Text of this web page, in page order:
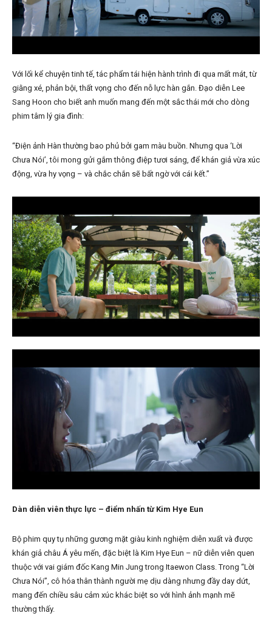
Với lối kể chuyện tinh tế, tác phẩm tái hiện hành trình đi qua mất mát, từ
giằng xé, phản bội, thất vọng cho đến nỗ lực hàn gắn. Đạo diễn Lee
Sang Hoon cho biết anh muốn mang đến một sắc thái mới cho dòng
phim tâm lý gia đình:
“Điện ảnh Hàn thường bao phủ bởi gam màu buồn. Nhưng qua ‘Lời
Chưa Nói’, tôi mong gửi gắm thông điệp tươi sáng, để khán giả vừa xúc
động, vừa hy vọng – và chắc chắn sẽ bất ngờ với cái kết.”
Dàn diễn viên thực lực – điểm nhấn từ Kim Hye Eun
Bộ phim quy tụ những gương mặt giàu kinh nghiệm diễn xuất và được
khán giả châu Á yêu mến, đặc biệt là Kim Hye Eun – nữ diễn viên quen
thuộc với vai giám đốc Kang Min Jung trong Itaewon Class. Trong “Lời
Chưa Nói”, cô hóa thân thành người mẹ dịu dàng nhưng đầy day dứt,
mang đến chiều sâu cảm xúc khác biệt so với hình ảnh mạnh mẽ
thường thấy.